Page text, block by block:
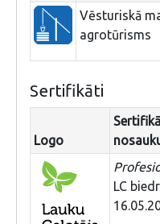
Vēsturiskā
agrotūrisms
Sertifikāti
Logo
LC